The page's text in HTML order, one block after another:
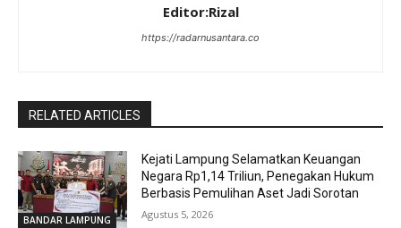
Editor:Rizal
https://radarnusantara.co
RELATED ARTICLES
BANDAR LAMPUNG
Kejati Lampung Selamatkan Keuangan
Negara Rp1,14 Triliun, Penegakan Hukum
Berbasis Pemulihan Aset Jadi Sorotan
Agustus 5, 2026